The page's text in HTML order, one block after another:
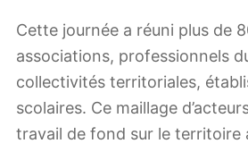
Cette journée a réuni plus de
associations, professionnels
collectivités territoriales,
scolaires. Ce maillage
travail de fond sur le territoire